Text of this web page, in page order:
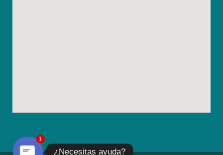
¿Necesitas ayuda?
1